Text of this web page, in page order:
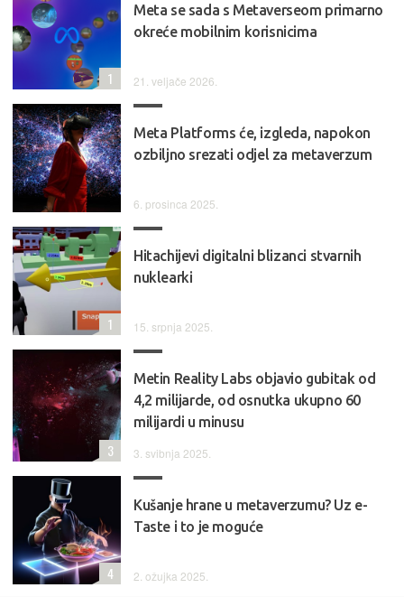
Meta se sada s Metaverseom primarno
okreće mobilnim korisnicima
21. veljače 2026.
1
Meta Platforms će, izgleda, napokon
ozbiljno srezati odjel za metaverzum
6. prosinca 2025.
Hitachijevi digitalni blizanci stvarnih
nuklearki
15. srpnja 2025.
1
Metin Reality Labs objavio gubitak od
4,2 milijarde, od osnutka ukupno 60
milijardi u minusu
3. svibnja 2025.
3
Kušanje hrane u metaverzumu? Uz e-
Taste i to je moguće
2. ožujka 2025.
4